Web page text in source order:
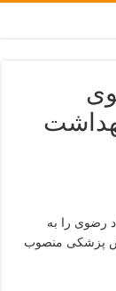
رضوی را به
پزشکی منصوب